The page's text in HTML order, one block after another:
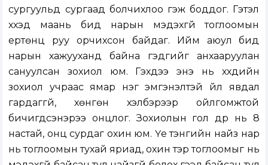
сургуульд сургаад болчихлоо гэж боддог. Гэтэл
хүүхэд маань бид нарын мэдэхгүй тоглоомын
ертөнц руу орчихсон байдаг. Ийм аюул бид
нарын хажууханд байна гэдгийг анхааруулан
сануулсан зохиол юм. Гэхдээ энэ нь хүүхдийн
зохиол учраас ямар нэг эмгэнэлтэй үйл явдал
гардаггүй, хөнгөн хэлбэрээр ойлгомжтой
бичигдсэнэрээ онцлог. Зохиолын гол дүр нь 8
настай, онц сурдаг охин юм. Үе тэнгийн найз нар
нь тоглоомын тухай яриад, охин тэр тоглоомыг нь